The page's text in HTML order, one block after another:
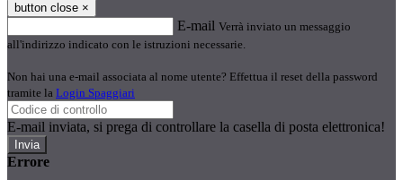
button close ×
E-mail Verrà inviato un messaggio
all'indirizzo indicato con le istruzioni necessarie.
Non hai una e-mail associata al nome utente? Effettua il reset della password
tramite la Login Spaggiari
E-mail inviata, si prega di controllare la casella di posta elettronica!
Errore